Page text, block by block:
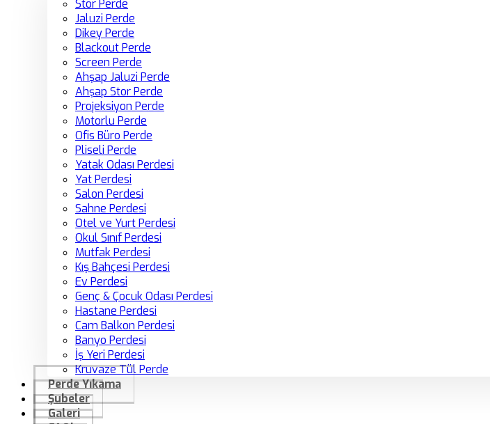
Stor Perde
Jaluzi Perde
Dikey Perde
Blackout Perde
Screen Perde
Ahşap Jaluzi Perde
Ahşap Stor Perde
Projeksiyon Perde
Motorlu Perde
Ofis Büro Perde
Pliseli Perde
Yatak Odası Perdesi
Yat Perdesi
Salon Perdesi
Sahne Perdesi
Otel ve Yurt Perdesi
Okul Sınıf Perdesi
Mutfak Perdesi
Kış Bahçesi Perdesi
Ev Perdesi
Genç & Çocuk Odası Perdesi
Hastane Perdesi
Cam Balkon Perdesi
Banyo Perdesi
İş Yeri Perdesi
Kruvaze Tül Perde
Perde Yıkama
Şubeler
Galeri